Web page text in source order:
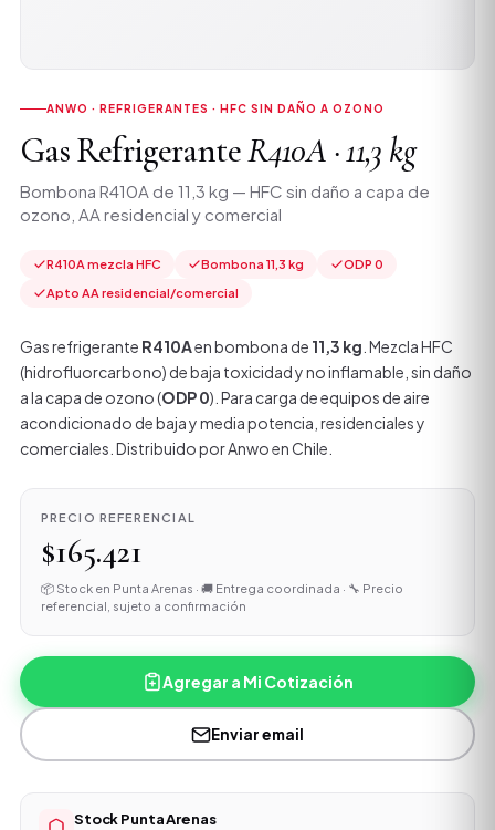
ANWO · REFRIGERANTES · HFC SIN DAÑO A OZONO
Gas RefrigeranteR410A · 11,3 kg
Bombona R410A de 11,3 kg — HFC sin daño a capa de
ozono, AA residencial y comercial
R410A mezcla HFC Bombona 11,3 kg
ODP 0
Apto AA residencial/comercial
Gas refrigerante R410Aen bombona de 11,3 kg . Mezcla HFC
(hidrofluorcarbono) de baja toxicidad y no inflamable, sin daño
a la capa de ozono (ODP 0). Para carga de equipos de aire
acondicionado de baja y media potencia, residenciales y
comerciales. Distribuido por Anwo en Chile.
PRECIO REFERENCIAL
$165.421
📦 Stock en Punta Arenas · 🚚 Entrega coordinada · 🔧 Precio
referencial, sujeto a confirmación
Agregar a Mi Cotización
Enviar email
Stock Punta Arenas